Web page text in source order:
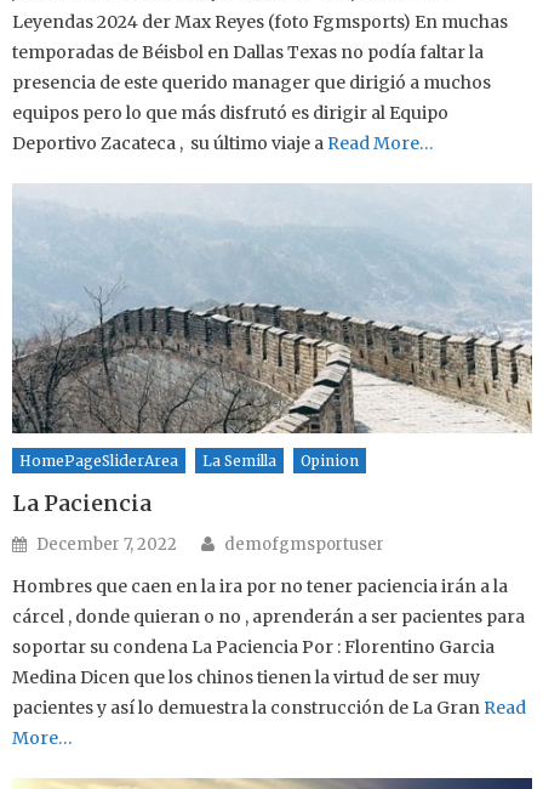
Leyendas 2024 der Max Reyes (foto Fgmsports) En muchas
temporadas de Béisbol en Dallas Texas no podía faltar la
presencia de este querido manager que dirigió a muchos
equipos pero lo que más disfrutó es dirigir al Equipo
Deportivo Zacateca , su último viaje a Read More…
HomePageSliderArea La Semilla Opinion
La Paciencia
Posted on
December 7, 2022 Author
demofgmsportuser
Hombres que caen en la ira por no tener paciencia irán a la
cárcel , donde quieran o no , aprenderán a ser pacientes para
soportar su condena La Paciencia Por : Florentino Garcia
Medina Dicen que los chinos tienen la virtud de ser muy
pacientes y así lo demuestra la construcción de La Gran Read
More…